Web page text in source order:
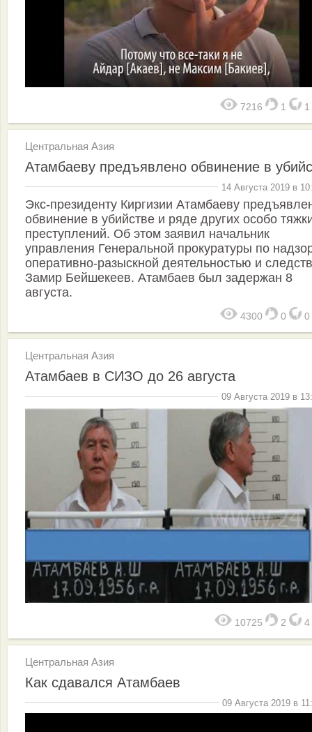
7216 1 1
Центральная Азия
Атамбаеву предъявлено обвинение в
14 Августа 2019 в
Экс-президенту Киргизии Атамбаеву
обвинение в убийстве и ряде других особо
преступлений. Об этом заявил начальник
управления Генеральной прокуратуры по
оперативно-разыскной деятельностью и
Замир Бейшекеев. Атамбаев был задержан 8
августа.
4300 0 0
Центральная Азия
Атамбаев в СИЗО до 26 августа
09 Августа 2019 в
10725 2 4
Центральная Азия
Как сдавался Атамбаев
09 Августа 2019 в